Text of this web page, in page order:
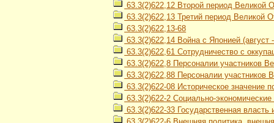
63.3(2)622,12 Второй период Великой
63.3(2)622,13 Третий период Великой
63.3(2)622,13-68
63.3(2)622,14 Война с Японией (август
63.3(2)622,61 Сотрудничество с
63.3(2)622,8 Персоналии участников
63.3(2)622,88 Персоналии участников
63.3(2)622-08 Историческое значение
63.3(2)622-2 Социально-
63.3(2)622-33 Государственная